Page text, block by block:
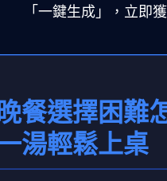
「一鍵生成」，立即
餐選擇困難
湯輕鬆上桌